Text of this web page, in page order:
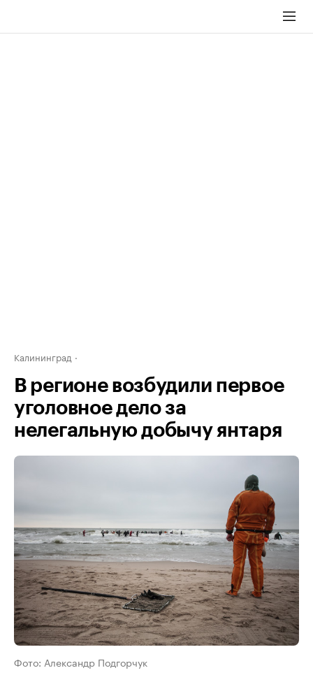
Калининград
В регионе возбудили первое
уголовное дело за
нелегальную добычу янтаря
Фото: Александр Подгорчук